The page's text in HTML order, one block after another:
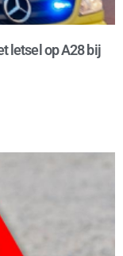
letsel op A28 bij